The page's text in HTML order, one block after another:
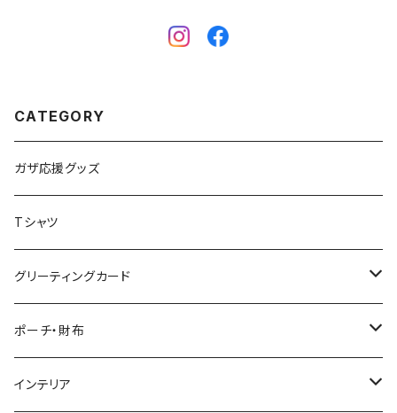
CATEGORY
ガザ応援グッズ
Tシャツ
グリーティングカード
クリスマスカード
グリーティングカード
ポーチ・財布
財布
インテリア